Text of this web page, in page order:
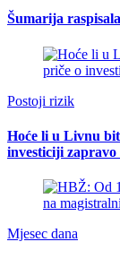
Šumarija
Postoji rizik
Hoće li u Livnu
investiciji
Mjesec dana